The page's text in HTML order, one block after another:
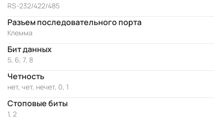
RS-232/422/485
Разъем последовательного порта
Клемма
Бит данных
5, 6, 7, 8
Четность
нет, чет, нечет, 0, 1
Стоповые биты
1, 2